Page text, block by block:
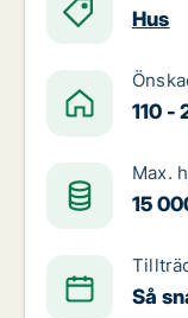
Hus
110 -
Max.
15
Så